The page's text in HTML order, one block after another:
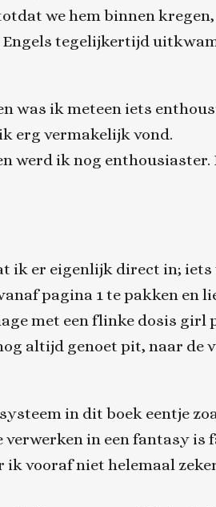
we hem binnen
tegelijkertijd
was ik meteen iets
erg vermakelijk vond.
werd ik nog
ik er eigenlijk direct in;
pagina 1 te pakken en
met een flinke dosis
altijd genoet pit, naar
in dit boek eentje
in een fantasy is
ik vooraf niet helemaal